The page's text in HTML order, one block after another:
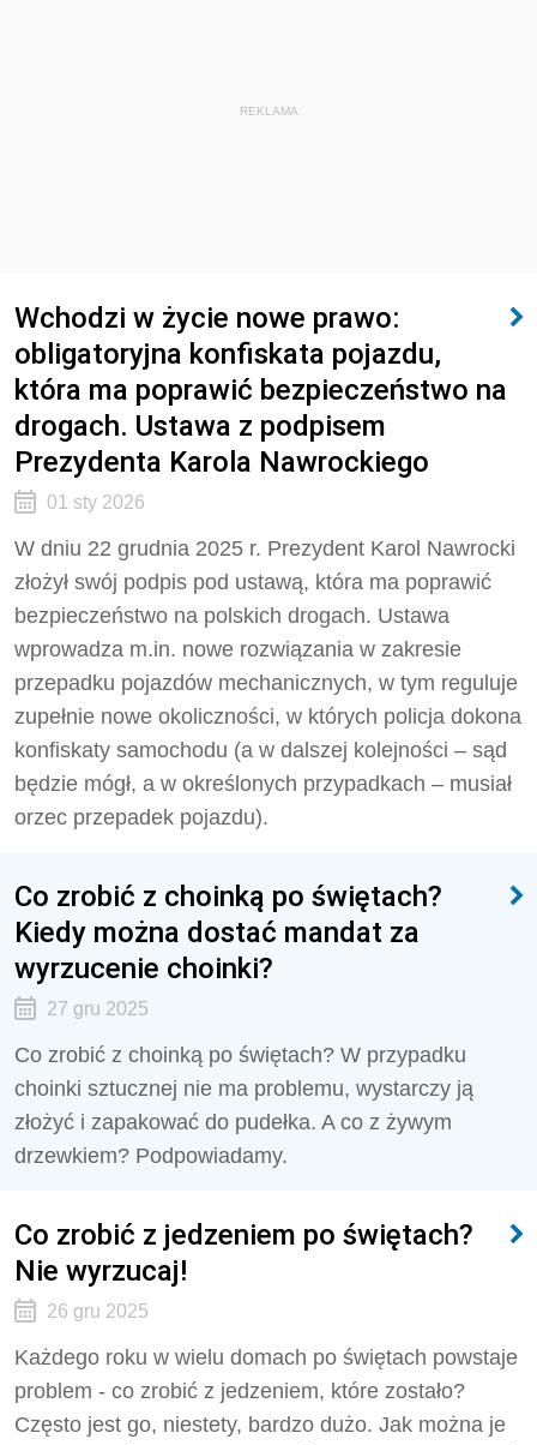
REKLAMA
Wchodzi w życie nowe prawo:
obligatoryjna konfiskata pojazdu,
która ma poprawić bezpieczeństwo na
drogach. Ustawa z podpisem
Prezydenta Karola Nawrockiego
01 sty 2026
W dniu 22 grudnia 2025 r. Prezydent Karol Nawrocki
złożył swój podpis pod ustawą, która ma poprawić
bezpieczeństwo na polskich drogach. Ustawa
wprowadza m.in. nowe rozwiązania w zakresie
przepadku pojazdów mechanicznych, w tym reguluje
zupełnie nowe okoliczności, w których policja dokona
konfiskaty samochodu (a w dalszej kolejności – sąd
będzie mógł, a w określonych przypadkach – musiał
orzec przepadek pojazdu).
Co zrobić z choinką po świętach?
Kiedy można dostać mandat za
wyrzucenie choinki?
27 gru 2025
Co zrobić z choinką po świętach? W przypadku
choinki sztucznej nie ma problemu, wystarczy ją
złożyć i zapakować do pudełka. A co z żywym
drzewkiem? Podpowiadamy.
Co zrobić z jedzeniem po świętach?
Nie wyrzucaj!
26 gru 2025
Każdego roku w wielu domach po świętach powstaje
problem - co zrobić z jedzeniem, które zostało?
Często jest go, niestety, bardzo dużo. Jak można je